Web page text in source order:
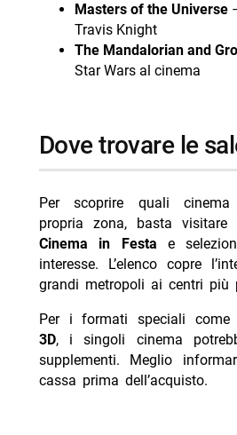
Masters of the Universe
Travis Knight
The Mandalorian and
Star Wars al cinema
Dove trovare le
Per scoprire quali cinema
propria zona, basta
Cinema in Festa e
interesse. L’elenco copre
grandi metropoli ai centri più
Per i formati speciali come
3D, i singoli cinema
supplementi. Meglio
cassa prima dell’acquisto.